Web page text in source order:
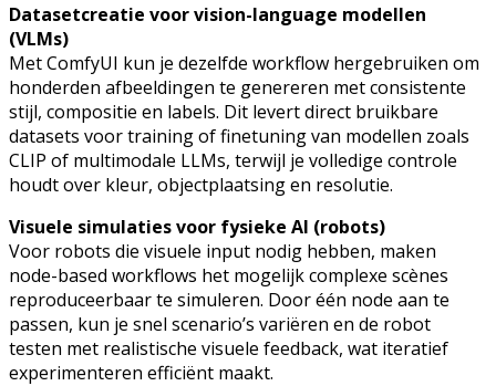
Datasetcreatie voor vision-language modellen
(VLMs)
Met ComfyUI kun je dezelfde workflow hergebruiken om
honderden afbeeldingen te genereren met consistente
stijl, compositie en labels. Dit levert direct bruikbare
datasets voor training of finetuning van modellen zoals
CLIP of multimodale LLMs, terwijl je volledige controle
houdt over kleur, objectplaatsing en resolutie.
Visuele simulaties voor fysieke AI (robots)
Voor robots die visuele input nodig hebben, maken
node-based workflows het mogelijk complexe scènes
reproduceerbaar te simuleren. Door één node aan te
passen, kun je snel scenario’s variëren en de robot
testen met realistische visuele feedback, wat iteratief
experimenteren efficiënt maakt.